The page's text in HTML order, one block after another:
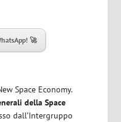
🚀
Space Economy.
della Space
dall’Intergruppo